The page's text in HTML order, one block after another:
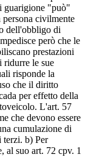
guarigione "può"
civilmente
dell'obbligo di
però che le
prestazioni
ridurre le sue
risponde la
che il diritto
per effetto della
L'art. 57
che devono essere
cumulazione di
terzi. b) Per
al suo art. 72 cpv. 1